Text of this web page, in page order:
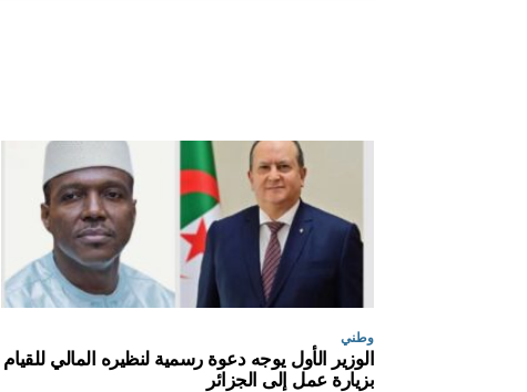
وطني
الوزير الأول يوجه دعوة رسمية لنظيره المالي للقيام
بزيارة عمل إلى الجزائر